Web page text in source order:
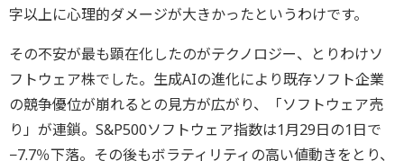
字以上に心理的ダメージが大きかったというわけです。
その不安が最も顕在化したのがテクノロジー、とりわけソ
フトウェア株でした。生成AIの進化により既存ソフト企業
の競争優位が崩れるとの見方が広がり、「ソフトウェア売
り」が連鎖。S&P500ソフトウェア指数は1月29日の1日で
−7.7％下落。その後もボラティリティの高い値動きをとり、